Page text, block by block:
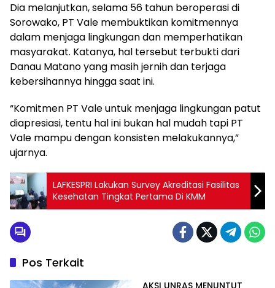
Dia melanjutkan, selama 56 tahun beroperasi di
Sorowako, PT Vale membuktikan komitmennya
dalam menjaga lingkungan dan memperhatikan
masyarakat. Katanya, hal tersebut terbukti dari
Danau Matano yang masih jernih dan terjaga
kebersihannya hingga saat ini.
“Komitmen PT Vale untuk menjaga lingkungan patut
diapresiasi, tentu hal ini bukan hal mudah tapi PT
Vale mampu dengan konsisten melakukannya,”
ujarnya.
LAFKESPRI Lakukan Survey Akreditasi Fasilitas
Kesehatan Tingkat Pertama Di KMM
Pos Terkait